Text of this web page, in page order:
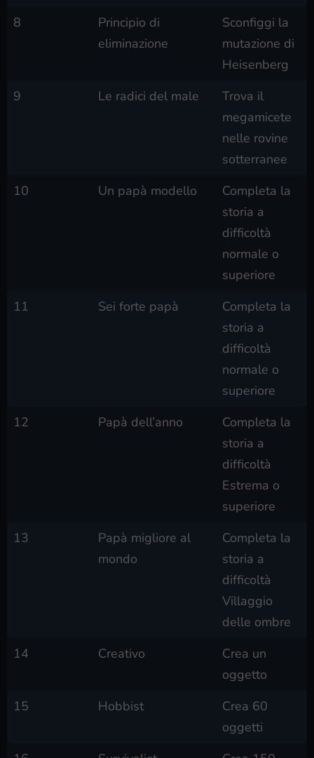
8
Principio di
eliminazione
Sconfiggi la
mutazione di
Heisenberg
9
Le radici del male
Trova il
megamicete
nelle rovine
sotterranee
10
Un papà modello
Completa la
storia a
difficoltà
normale o
superiore
11
Sei forte papà
Completa la
storia a
difficoltà
normale o
superiore
12
Papà dell’anno
Completa la
storia a
difficoltà
Estrema o
superiore
13
Papà migliore al
mondo
Completa la
storia a
difficoltà
Villaggio
delle ombre
14
Creativo
Crea un
oggetto
15
Hobbist
Crea 60
oggetti